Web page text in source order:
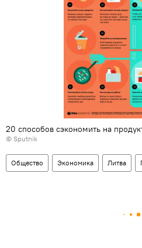
20 способов сэкономить на
© Sputnik
Общество Экономика Литва